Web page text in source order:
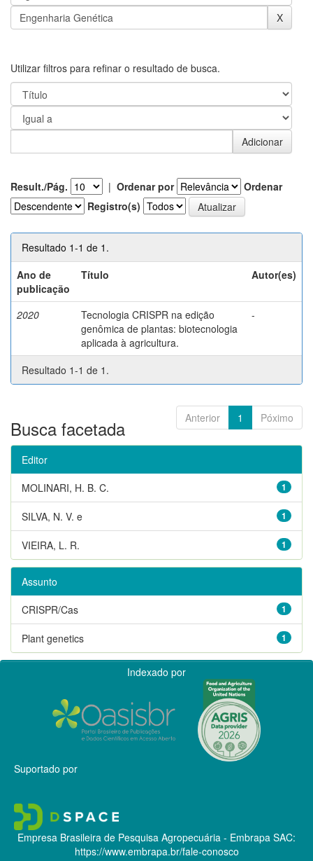
Utilizar filtros para refinar o resultado de busca.
Result./Pág. | Ordenar por
Ordenar
Registro(s)
Resultado 1-1 de 1.
Ano de
publicação
Título Autor(es)
2020
Tecnologia CRISPR na edição
genômica de plantas: biotecnologia
aplicada à agricultura.
-
Resultado 1-1 de 1.
Anterior 1 Póximo
Busca facetada
Editor
1
MOLINARI, H. B. C.
1
SILVA, N. V. e
1
VIEIRA, L. R.
Assunto
1
CRISPR/Cas
1
Plant genetics
Indexado por
Suportado por
Empresa Brasileira de Pesquisa Agropecuária - Embrapa SAC:
https://www.embrapa.br/fale-conosco